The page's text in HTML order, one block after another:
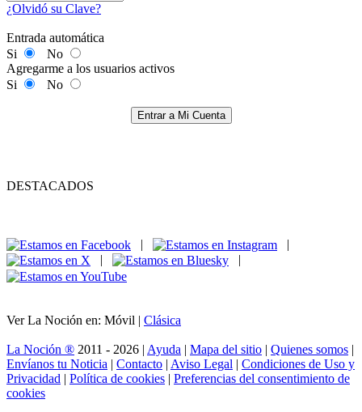
¿Olvidó su Clave?
Entrada automática
Si
No
Agregarme a los usuarios activos
Si
No
Entrar a Mi Cuenta
DESTACADOS
|
|
|
|
Ver La Noción en: Móvil | Clásica
La Noción ® 2011 - 2026 | Ayuda | Mapa del sitio | Quienes somos |
Envíanos tu Noticia | Contacto | Aviso Legal | Condiciones de Uso y
Privacidad | Política de cookies | Preferencias del consentimiento de
cookies